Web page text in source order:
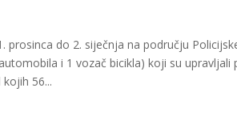
prosinca do 2. siječnja na području
i 1 vozač bicikla) koji su
56...